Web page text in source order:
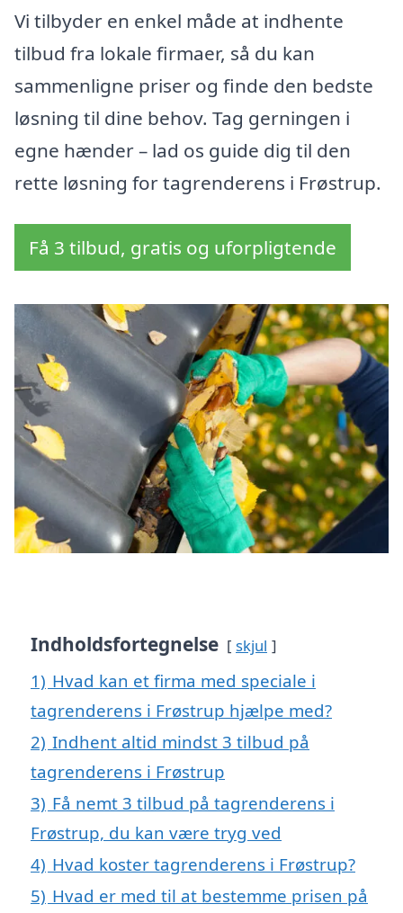
Vi tilbyder en enkel måde at indhente
tilbud fra lokale firmaer, så du kan
sammenligne priser og finde den bedste
løsning til dine behov. Tag gerningen i
egne hænder – lad os guide dig til den
rette løsning for tagrenderens i Frøstrup.
Få 3 tilbud, gratis og uforpligtende
Indholdsfortegnelse skjul
1) Hvad kan et firma med speciale i
tagrenderens i Frøstrup hjælpe med?
2) Indhent altid mindst 3 tilbud på
tagrenderens i Frøstrup
3) Få nemt 3 tilbud på tagrenderens i
Frøstrup, du kan være tryg ved
4) Hvad koster tagrenderens i Frøstrup?
5) Hvad er med til at bestemme prisen på